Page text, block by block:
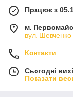
Працює з
м.
вул. Шевченко
Контакти
Сьогодні
Показати